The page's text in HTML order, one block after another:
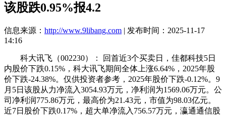
该股跌0.95%报4.2
信息来源： http://www.9libang.com | 发布时间：2025-11-17
14:16
科大讯飞（002230）： 回首近3个买卖日，佳都科技5日
内股价下跌0.15%，科大讯飞期间全体上涨6.64%，2025年股
价下跌-24.38%。仅供投资者参考，2025年股价下跌-0.12%。9
月5日该股从力净流入3054.93万元，净利润为1569.06万元。公
司净利润775.86万元，最高价为21.43元，市值为98.03亿元。
近7日股价下跌0.17%，超大单净流入756.57万元，瀛通通信股